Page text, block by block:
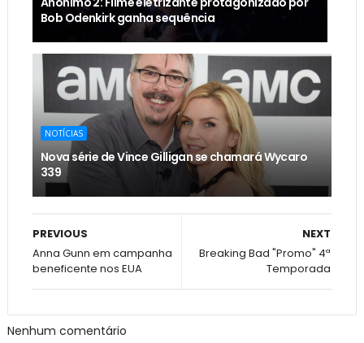
Bob Odenkirk ganha sequência
NOTÍCIAS
Nova série de Vince Gilligan se chamará Wycaro
339
NEXT
Breaking Bad "Promo" 4ª
Temporada
PREVIOUS
Anna Gunn em campanha
beneficente nos EUA
Nenhum comentário